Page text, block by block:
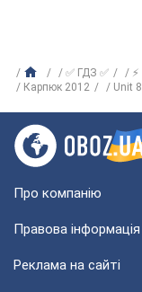
✅ ГДЗ ✅
Карпюк 2012
Unit
Про компанію
Правова інформація
Реклама на сайті